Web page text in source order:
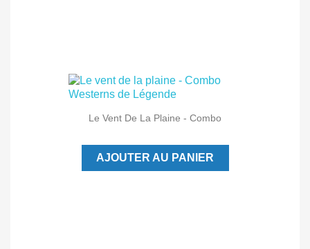
Le Vent De La Plaine - Combo
AJOUTER AU PANIER